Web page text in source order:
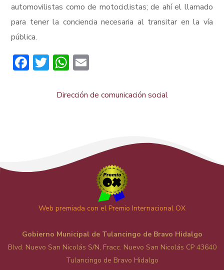
automovilistas como de motociclistas; de ahí el llamado
para tener la conciencia necesaria al transitar en la vía
pública.
Facebook
TwitterWhatsApp
Dirección de comunicación social
Web premiada con el Premio Internacional OX
Gobierno Municipal de Tulancingo de Bravo Hidalgo
Blvd. Nuevo San Nicolás S/N, Fracc. Nuevo San Nicolás CP 43640
Tulancingo de Bravo Hidalgo